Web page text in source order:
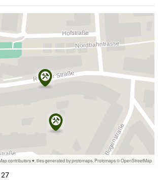
contributors ♥, tiles generated by protomaps Protomaps©OpenStreetMap
27